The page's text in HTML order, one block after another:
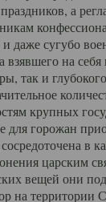
а
сугубо
взявшего на
так и
крупных
для горожан
в
царским
вещей они
на территории